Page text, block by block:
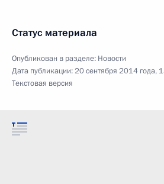
Статус материала
Опубликован в разделе: Новости
Дата публикации:20 сентября 2014 года,
Текстовая версия